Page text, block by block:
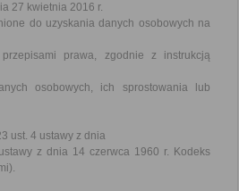
27 kwietnia 2016 r.
do uzyskania danych osobowych na
prawa, zgodnie z instrukcją
osobowych, ich sprostowania lub
ust. 4 ustawy z dnia
z dnia 14 czerwca 1960 r. Kodeks